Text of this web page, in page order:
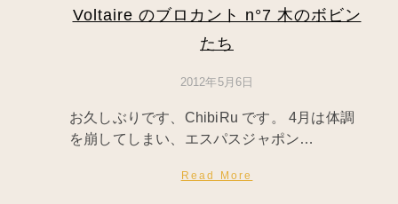
Voltaire のブロカント n°7 木のボビン
たち
2012年5月6日
お久しぶりです、ChibiRu です。 4月は体調
を崩してしまい、エスパスジャポン…
Read More